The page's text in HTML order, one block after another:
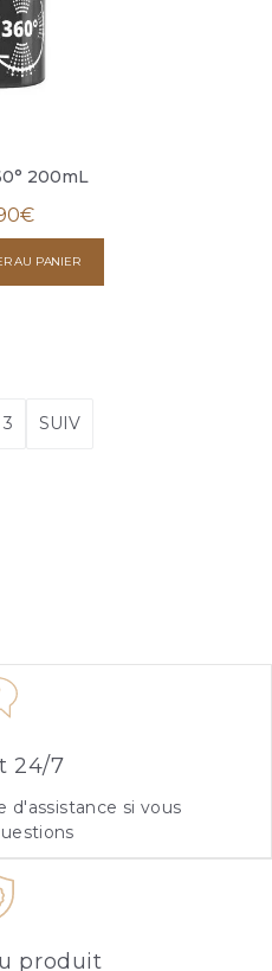
200mL
€
AU PANIER
3 SUIV
24/7
d'assistance si vous
produit